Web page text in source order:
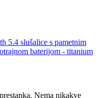
5.4 slušalice s pametnim
baterijom - titanium
Nema nikakve